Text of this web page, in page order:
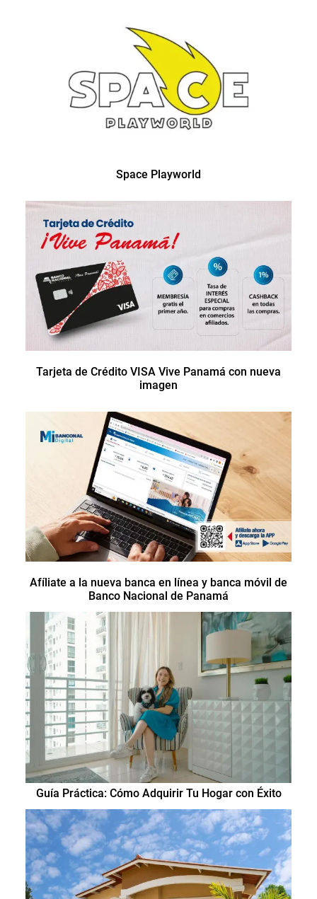
Space Playworld
Tarjeta de Crédito VISA Vive Panamá con nueva
imagen
Afíliate a la nueva banca en línea y banca móvil de
Banco Nacional de Panamá
Guía Práctica: Cómo Adquirir Tu Hogar con Éxito